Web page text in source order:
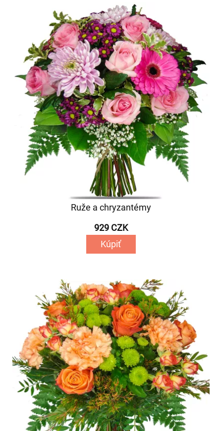
Ruže a chryzantémy
929 CZK
Kúpiť